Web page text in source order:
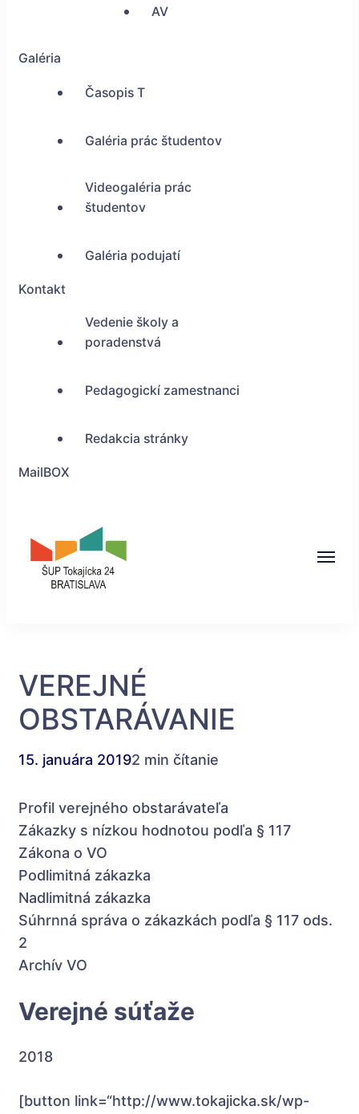
AV
Galéria
Časopis T
Galéria prác študentov
Videogaléria prác
študentov
Galéria podujatí
Kontakt
Vedenie školy a
poradenstvá
Pedagogickí zamestnanci
Redakcia stránky
MailBOX
VEREJNÉ
OBSTARÁVANIE
15. januára 20192 min čítanie
Profil verejného obstarávateľa
Zákazky s nízkou hodnotou podľa § 117
Zákona o VO
Podlimitná zákazka
Nadlimitná zákazka
Súhrnná správa o zákazkách podľa § 117 ods.
2
Archív VO
Verejné súťaže
2018
[button link=“http://www.tokajicka.sk/wp-